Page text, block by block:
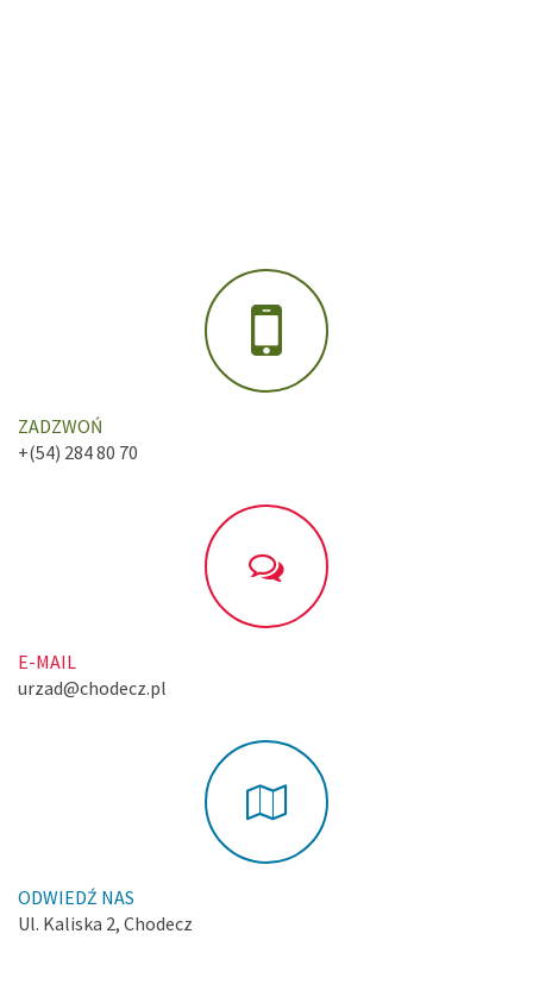
ZADZWOŃ
+(54) 284 80 70
E-MAIL
urzad@chodecz.pl
ODWIEDŹ NAS
Ul. Kaliska 2, Chodecz